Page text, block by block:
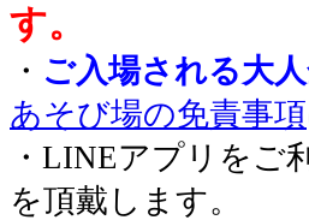
す。
・ ご入場される大
あそび場の免責事項
・LINEアプリをご
を頂戴します。